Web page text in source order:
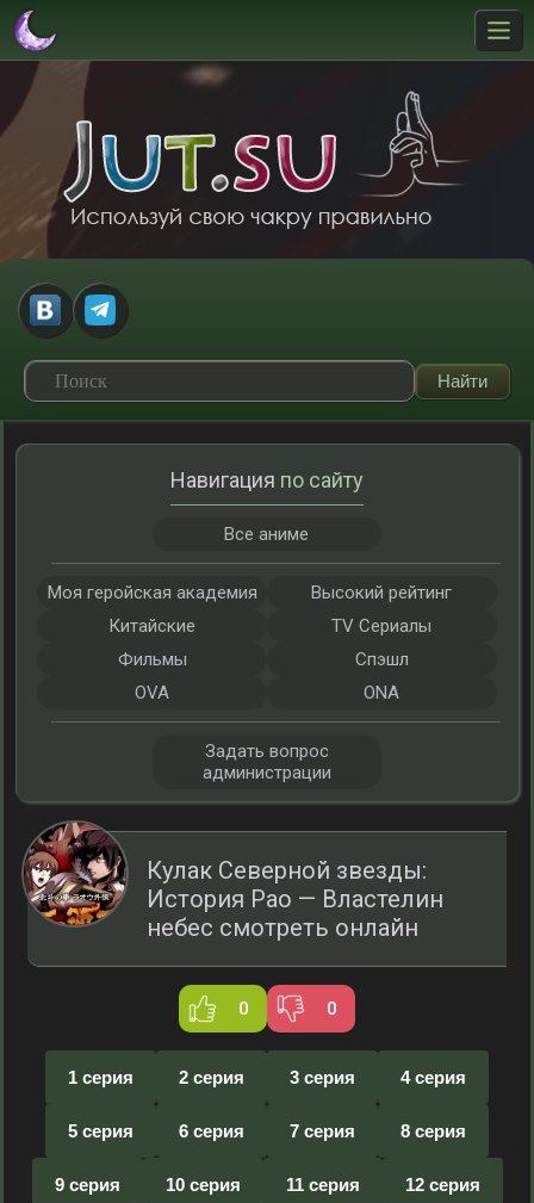
Кулак Северной звезды:
История Рао — Властелин
небес смотреть онлайн
0 0
1 серия 2 серия 3 серия 4 серия
5 серия 6 серия 7 серия 8 серия
9 серия 10 серия 11 серия 12 серия
Навигация по сайту
Все аниме
Моя геройская академия
Высокий рейтинг
Китайские
TV Сериалы
Фильмы
Спэшл
OVA
ONA
Задать вопрос
администрации